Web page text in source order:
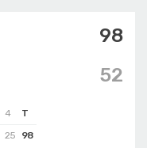
98
4
T
25
98
52